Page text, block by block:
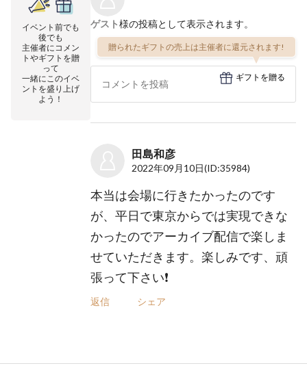
イベント前でも
後でも
主催者にコメン
トやギフトを贈
って
一緒にこのイベ
ントを盛り上げ
よう！
ゲスト様の投稿として表示されます。
贈られたギフトの売上は主催者に還元されます!
ギフトを贈る
田島和彦
2022年09月10日(ID:35984)
本当は会場に行きたかったのです
が、平日で東京からでは実現できな
かったのでアーカイブ配信で楽しま
せていただきます。楽しみです、頑
張って下さい❗️
返信 シェア